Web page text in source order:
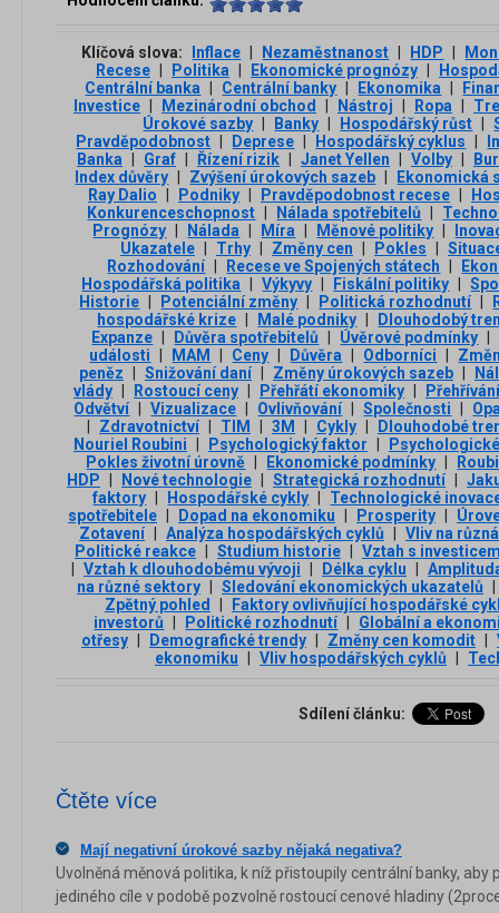
Klíčová slova: Inflace Nezaměstnanost HDP
Recese
Politika Ekonomické prognózy
Centrální banka
Centrální banky Ekonomika
Investice
Mezinárodní obchod Nástroj Ropa
Úrokové sazby
Banky Hospodářský růst
Pravděpodobnost
Deprese Hospodářský cyklus
Banka
Graf Řízení rizik Janet Yellen Volby
Index důvěry
Zvýšení úrokových sazeb
Ekonomická
Ray Dalio
Podniky Pravděpodobnost recese
Konkurenceschopnost
Nálada spotřebitelů
Prognózy
Nálada Míra Měnové politiky
Ukazatele
Trhy Změny cen Pokles
Rozhodování
Recese ve Spojených státech
Hospodářská politika
Výkyvy Fiskální politiky
Historie
Potenciální změny Politická rozhodnutí
hospodářské krize
Malé podniky
Dlouhodobý
Expanze
Důvěra spotřebitelů Úvěrové podmínky
události
MAM Ceny Důvěra Odborníci
peněz
Snižování daní Změny úrokových sazeb
vlády
Rostoucí ceny Přehřátí ekonomiky
Odvětví
Vizualizace Ovlivňování Společnosti
Zdravotnictví TIM 3М Cykly
Dlouhodobé
Nouriel Roubini
Psychologický faktor
Pokles životní úrovně
Ekonomické podmínky
HDP
Nové technologie Strategická rozhodnutí
faktory
Hospodářské cykly
Technologické
spotřebitele
Dopad na ekonomiku Prosperity
Zotavení
Analýza hospodářských cyklů
Vliv na
Politické reakce
Studium historie
Vztah s
Vztah k dlouhodobému vývoji Délka cyklu
na různé sektory
Sledování ekonomických ukazatelů
Zpětný pohled
Faktory ovlivňující hospodářské
investorů
Politické rozhodnutí
Globální a
otřesy
Demografické trendy Změny cen komodit
ekonomiku
Vliv hospodářských cyklů
Sdílení článku:
Čtěte více
Mají negativní úrokové sazby nějaká negativa?
Uvolněná měnová politika, k níž přistoupily centrální banky, aby
jediného cíle v podobě pozvolně rostoucí cenové hladiny